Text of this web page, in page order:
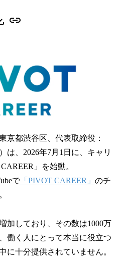
京都渋谷区、代表取締役：
は、2026年7月1日に、キャリ
」を始動。
で「PIVOT CAREER」 のチ
加しており、その数は1000万
働く人にとって本当に役立つ
に十分提供されていません。